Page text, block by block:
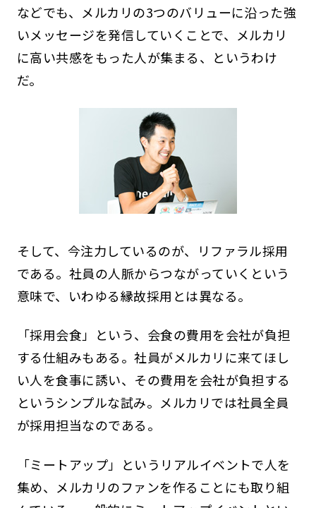
などでも、メルカリの3つのバリューに沿った強
いメッセージを発信していくことで、メルカリ
に高い共感をもった人が集まる、というわけ
だ。
そして、今注力しているのが、リファラル採用
である。社員の人脈からつながっていくという
意味で、いわゆる縁故採用とは異なる。
「採用会食」という、会食の費用を会社が負担
する仕組みもある。社員がメルカリに来てほし
い人を食事に誘い、その費用を会社が負担する
というシンプルな試み。メルカリでは社員全員
が採用担当なのである。
「ミートアップ」というリアルイベントで人を
集め、メルカリのファンを作ることにも取り組